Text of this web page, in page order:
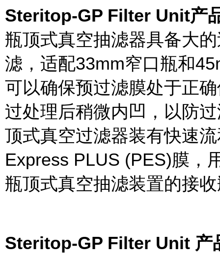
Steritop-GP Filter Unit产
瓶顶式真空抽滤器具备大
滤，适配33mm窄口瓶和
可以确保预过滤膜处于正
过处理后稍微内凹，以防
顶式真空过滤器装有快速
Express PLUS (PES)膜，
瓶顶式真空抽滤装置的接
Steritop-GP Filter Unit 产